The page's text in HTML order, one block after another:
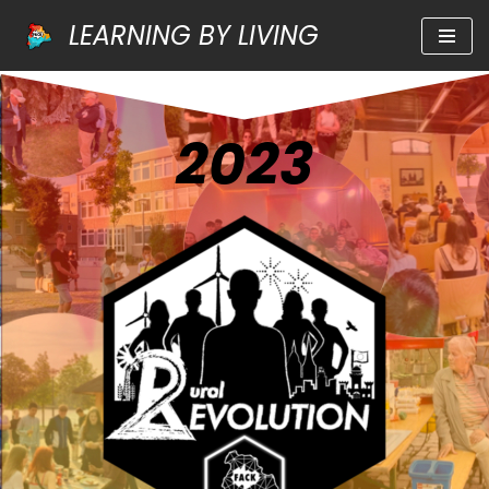
Inhalt
springen
LEARNING BY LIVING
2023